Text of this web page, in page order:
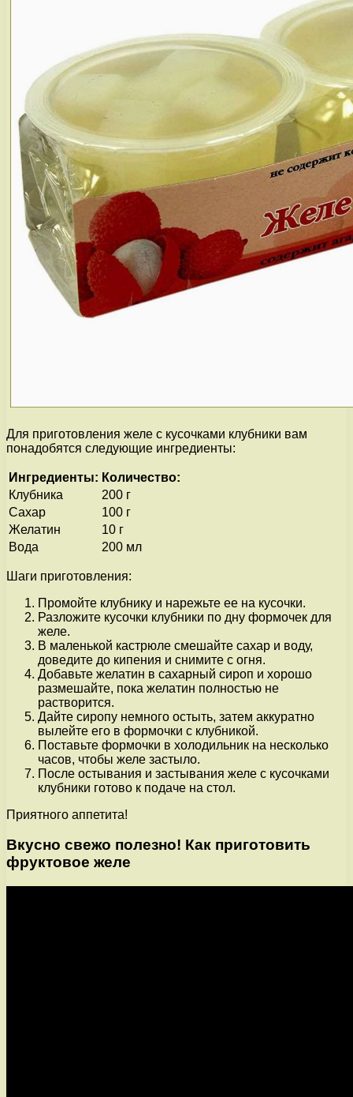
Для приготовления желе с кусочками клубники вам
понадобятся следующие ингредиенты:
Ингредиенты: Количество:
Клубника
200 г
Сахар
100 г
Желатин
10 г
Вода
200 мл
Шаги приготовления:
Промойте клубнику и нарежьте ее на кусочки.
Разложите кусочки клубники по дну формочек для
желе.
В маленькой кастрюле смешайте сахар и воду,
доведите до кипения и снимите с огня.
Добавьте желатин в сахарный сироп и хорошо
размешайте, пока желатин полностью не
растворится.
Дайте сиропу немного остыть, затем аккуратно
вылейте его в формочки с клубникой.
Поставьте формочки в холодильник на несколько
часов, чтобы желе застыло.
После остывания и застывания желе с кусочками
клубники готово к подаче на стол.
Приятного аппетита!
Вкусно свежо полезно! Как приготовить
фруктовое желе